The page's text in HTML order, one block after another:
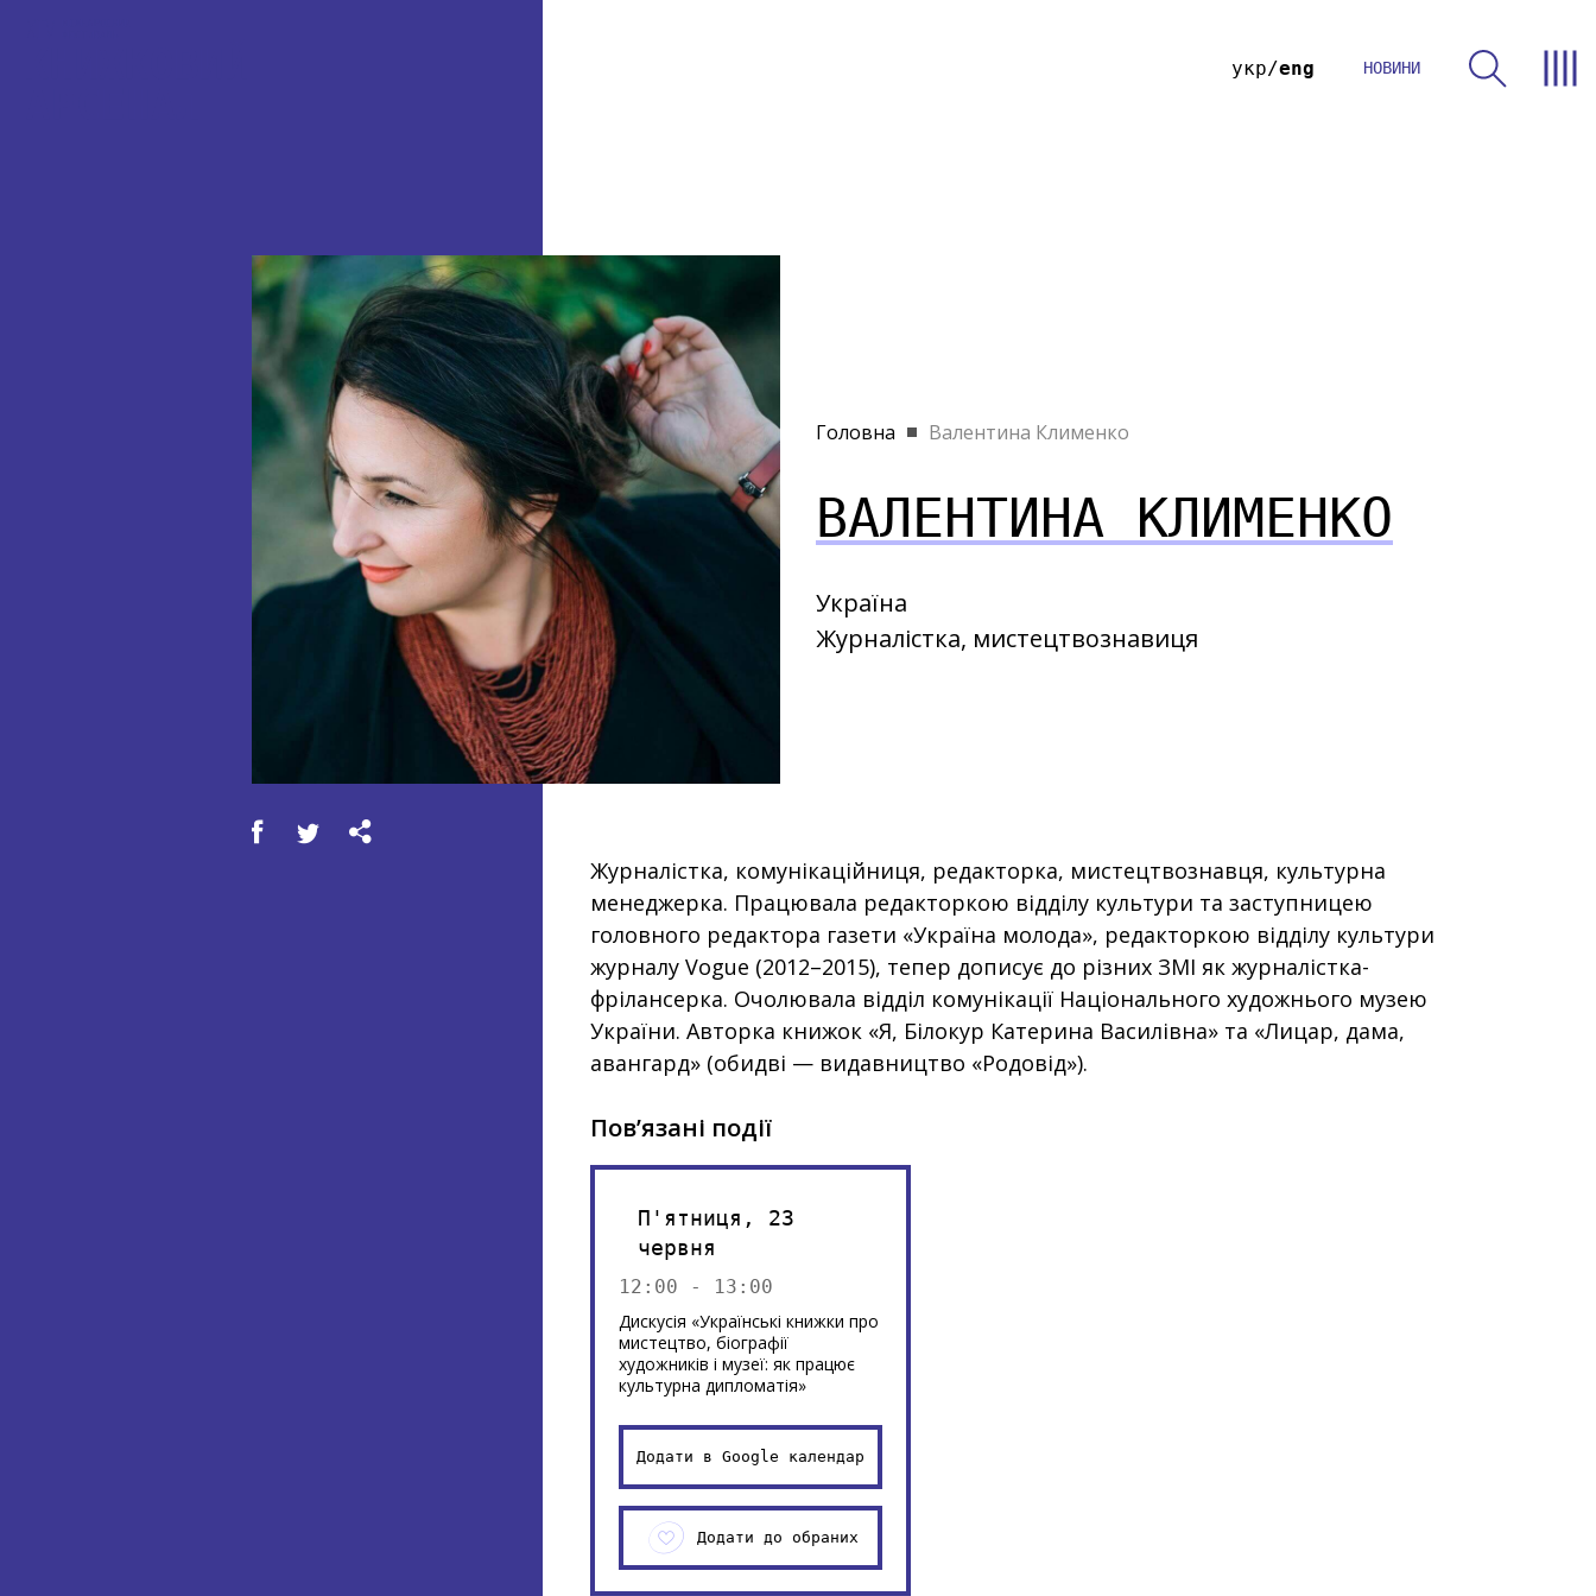
укр eng НОВИНИ
Головна Валентина Клименко
ВАЛЕНТИНА КЛИМЕНКО
Україна
Журналістка, мистецтвознавиця
Журналістка, комунікаційниця, редакторка, мистецтвознавця, культурна
менеджерка. Працювала редакторкою відділу культури та заступницею
головного редактора газети «Україна молода», редакторкою відділу культури
журналу Vogue (2012–2015), тепер дописує до різних ЗМІ як журналістка-
фрілансерка. Очолювала відділ комунікації Національного художнього музею
України. Авторка книжок «Я, Білокур Катерина Василівна» та «Лицар, дама,
авангард» (обидві — видавництво «Родовід»).
Пов’язані події
П'ятниця, 23
червня
12:00 - 13:00
Дискусія «Українські книжки про
мистецтво, біографії
художників і музеї: як працює
культурна дипломатія»
Додати в Google календар
Додати до обраних